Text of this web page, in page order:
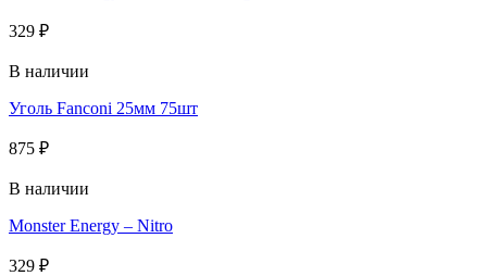
329 ₽
В наличии
Уголь Fanconi 25мм 75шт
875 ₽
В наличии
Monster Energy – Nitro
329 ₽